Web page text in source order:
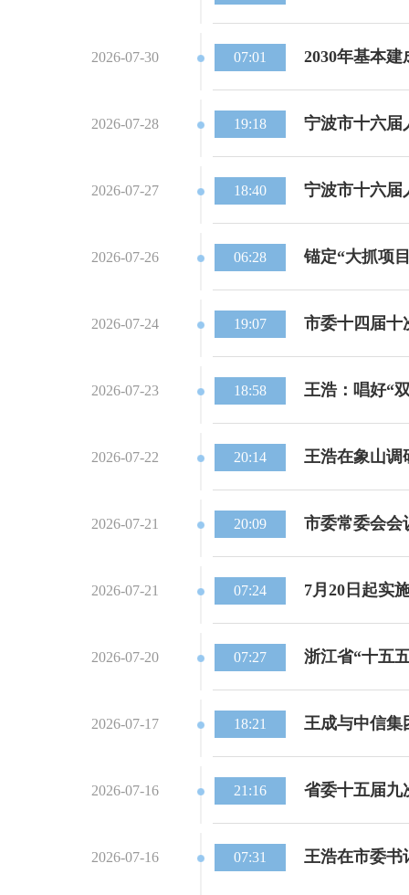
2026-07-30 07:01 2030年基本
2026-07-28 19:18 宁波市十六届
2026-07-27 18:40 宁波市十六届
2026-07-26 06:28 锚定“大抓项
2026-07-24 19:07 市委十四届十
2026-07-23 18:58 王浩：唱好“
2026-07-22 20:14 王浩在象山调
2026-07-21 20:09 市委常委会会
2026-07-21 07:24 7月20日起实
2026-07-20 07:27 浙江省“十五
2026-07-17 18:21 王成与中信集
2026-07-16 21:16 省委十五届九
2026-07-16 07:31 王浩在市委书